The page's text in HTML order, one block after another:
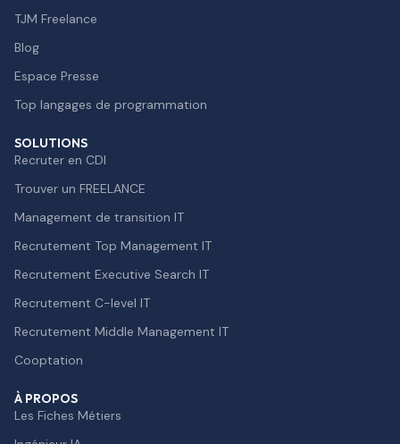
TJM Freelance
Blog
Espace Presse
Top langages de programmation
SOLUTIONS
Recruter en CDI
Trouver un FREELANCE
Management de transition IT
Recrutement Top Management IT
Recrutement Executive Search IT
Recrutement C-level IT
Recrutement Middle Management IT
Cooptation
À PROPOS
Les Fiches Métiers